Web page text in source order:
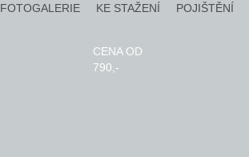
790,-
CENA OD
FOTOGALERIE KE STAŽENÍ POJIŠTĚNÍ